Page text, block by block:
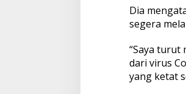
Dia
segera
“Saya turut
dari virus
yang ketat